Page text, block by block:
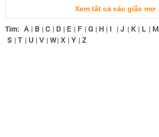
Xem tất cả các giấc mơ
Tìm: A | B | C | D | E | F | G | H | I | J | K | L | M
S | T | U | V | W| X | Y | Z